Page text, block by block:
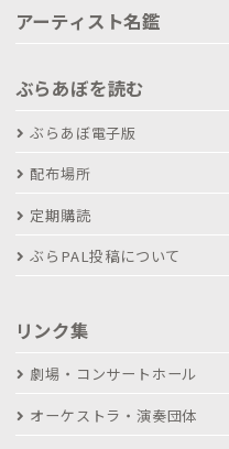
アーティスト名鑑
ぶらあぼを読む
ぶらあぼ電子版
配布場所
定期購読
ぶらPAL投稿について
リンク集
劇場・コンサートホール
オーケストラ・演奏団体